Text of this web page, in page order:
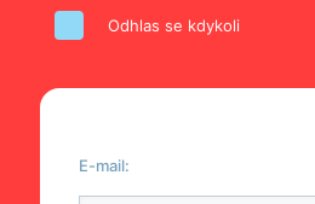
Odhlas se kdykoli
E-mail: